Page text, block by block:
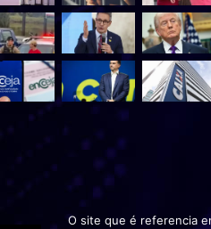
O site que é referencia